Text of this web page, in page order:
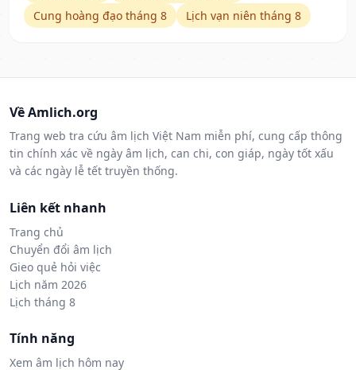
Cung hoàng đạo tháng 8
Lịch vạn niên tháng 8
Về Amlich.org
Trang web tra cứu âm lịch Việt Nam miễn phí, cung cấp thông
tin chính xác về ngày âm lịch, can chi, con giáp, ngày tốt xấu
và các ngày lễ tết truyền thống.
Liên kết nhanh
Trang chủ
Chuyển đổi âm lịch
Gieo quẻ hỏi việc
Lịch năm 2026
Lịch tháng 8
Tính năng
Xem âm lịch hôm nay